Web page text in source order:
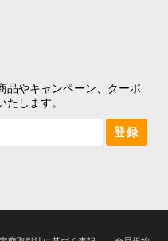
品やキャンペーン、クーポ
たします。
登録